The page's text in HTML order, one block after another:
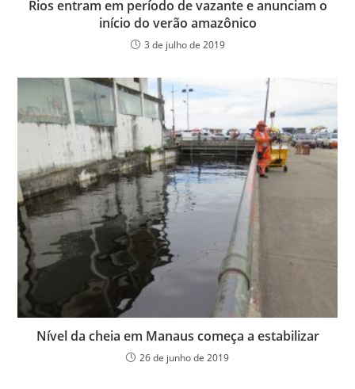
Rios entram em período de vazante e anunciam o
início do verão amazônico
3 de julho de 2019
Nível da cheia em Manaus começa a estabilizar
26 de junho de 2019